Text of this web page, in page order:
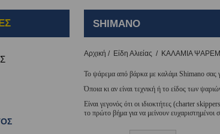
SHIMANO
Αρχική / Είδη Αλιείας / ΚΑΛΑΜΙΑ
Το ψάρεμα από βάρκα με καλάμι Shimano σας
Όποια κι αν είναι τεχνική ή το είδος των
Είναι γεγονός ότι οι ιδιοκτήτες (charter
το πρώτο βήμα για να μείνουν ευχαριστημένοι